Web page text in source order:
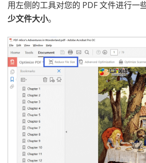
用左侧的工具对您的 PDF 文件进行一
少文件大小。